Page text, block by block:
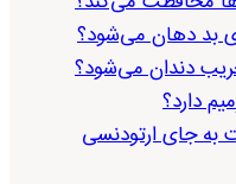
بد دهان می‌شود؟
دندان می‌شود؟
دارد؟
به جای ارتودنسی